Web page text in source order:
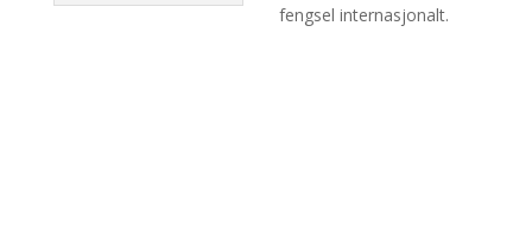
fengsel internasjonalt.